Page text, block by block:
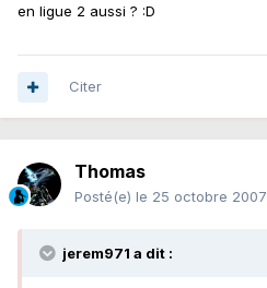
en ligue 2 aussi ? :D
Citer
Thomas
Posté(e) le 25 octobre 2007
jerem971 a dit :